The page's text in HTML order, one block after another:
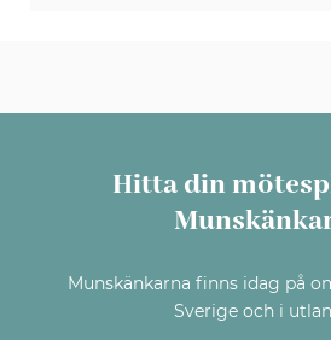
Hitta din
Munskänkarna finns idag på
Sverige och i